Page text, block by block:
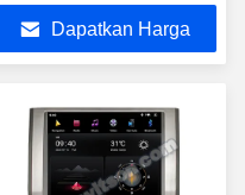
Sequoia XK60 2008
- 2017 Mobil Multimedia
GPS Carplay
Dapatkan Harga